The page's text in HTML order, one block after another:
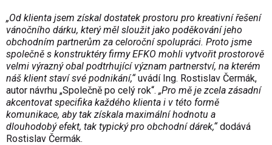
„Od klienta jsem získal dostatek prostoru pro kreativní řešení
vánočního dárku, který měl sloužit jako poděkování jeho
obchodním partnerům za celoroční spolupráci. Proto jsme
společně s konstruktéry firmy EFKO mohli vytvořit prostorově
velmi výrazný obal podtrhující význam partnerství, na kterém
náš klient staví své podnikání,“uvádí Ing. Rostislav Čermák,
autor návrhu „Společně po celý rok“. „Pro mě je zcela zásadní
akcentovat specifika každého klienta i v této formě
komunikace, aby tak získala maximální hodnotu a
dlouhodobý efekt, tak typický pro obchodní dárek,“dodává
Rostislav Čermák.